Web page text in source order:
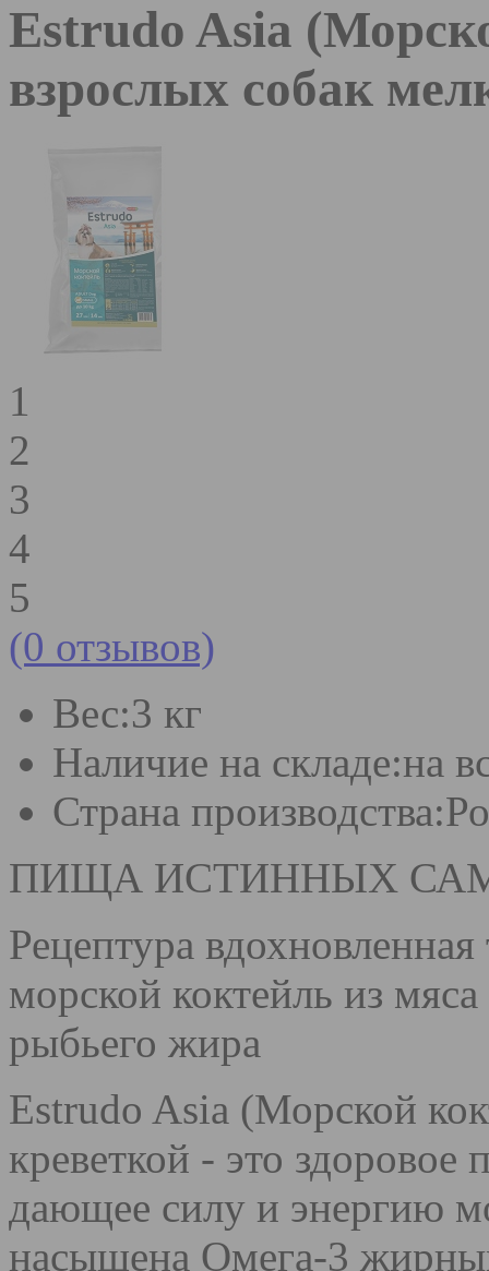
Estrudo Asia
взрослых собак
1
2
3
4
5
(0 отзывов)
Вес:3 кг
Наличие на складе:на
Страна производства:
ПИЩА ИСТИННЫХ
Рецептура
морской коктейль из
рыбьего жира
Estrudo Asia (Морской
креветкой - это
дающее силу и энергию
насыщена Омега-3